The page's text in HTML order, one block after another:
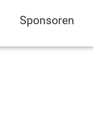
Sponsoren